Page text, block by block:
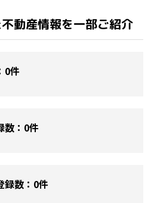
動産情報を一部ご紹介
0件
数：0件
録数：0件